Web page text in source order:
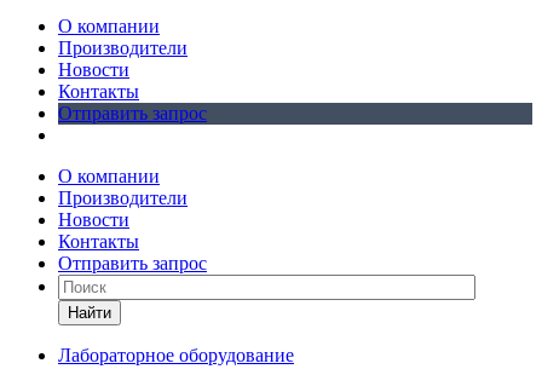
О компании
Производители
Новости
Контакты
Отправить запрос
О компании
Производители
Новости
Контакты
Отправить запрос
Найти
Лабораторное оборудование